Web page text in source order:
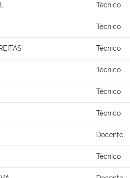
Técnico
Técnico
Técnico
Técnico
Técnico
Técnico
Docente
Técnico